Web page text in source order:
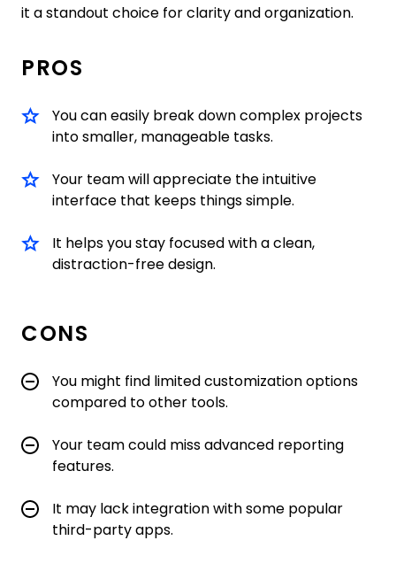
it a standout choice for clarity and organization.
PROS
You can easily break down complex projects
into smaller, manageable tasks.
Your team will appreciate the intuitive
interface that keeps things simple.
It helps you stay focused with a clean,
distraction-free design.
CONS
You might find limited customization options
compared to other tools.
Your team could miss advanced reporting
features.
It may lack integration with some popular
third-party apps.